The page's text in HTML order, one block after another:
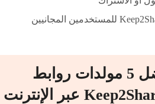
الجزء 2: أفضل 5 مولدات روابط
Keep2Share Premium عبر الإنترنت